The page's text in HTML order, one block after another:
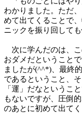
わかりました。ただ
めて出てくることで
ニックを振り回して
次に学んだのは、こ
おダメだということ
ましたが(^^*)、最終
であるということ、
「運」だなというこ
もないですが、圧倒
のあとに初めて出て